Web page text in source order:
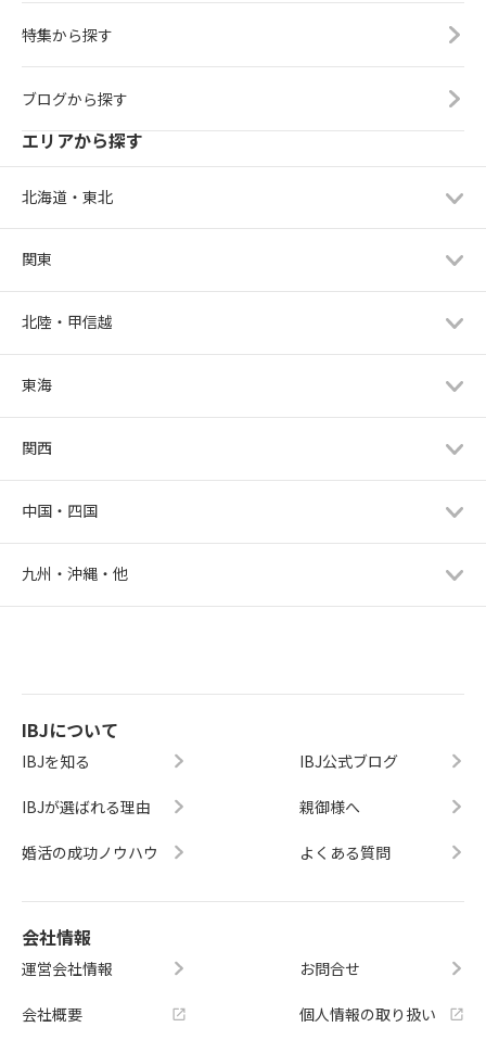
特集から探す
ブログから探す
エリアから探す
北海道・東北
関東
北陸・甲信越
東海
関西
中国・四国
九州・沖縄・他
IBJについて
IBJを知る
IBJが選ばれる理由
婚活の成功ノウハウ
IBJ公式ブログ
親御様へ
よくある質問
会社情報
運営会社情報
会社概要
お問合せ
個人情報の取り扱い